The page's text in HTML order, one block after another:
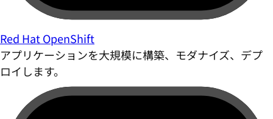
Red Hat OpenShift
アプリケーションを大規模に構築、モダナイズ、デプ
ロイします。